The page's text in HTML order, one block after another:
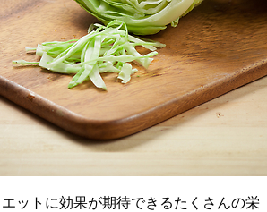
ットに効果が期待できるたくさんの栄